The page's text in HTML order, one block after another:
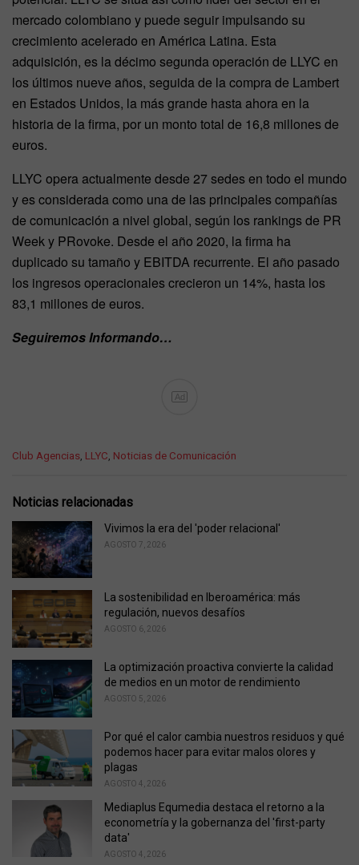
mercado colombiano y puede seguir impulsando su
crecimiento acelerado en América Latina. Esta
adquisición, es la décimo segunda operación de LLYC en
los últimos nueve años, seguida de la compra de Lambert
en Estados Unidos, la más grande hasta ahora en la
historia de la ﬁrma, por un monto total de 16,8 millones de
euros.
LLYC opera actualmente desde 27 sedes en todo el mundo
y es considerada como una de las principales compañías
de comunicación a nivel global, según los rankings de PR
Week y PRovoke. Desde el año 2020, la ﬁrma ha
duplicado su tamaño y EBITDA recurrente. El año pasado
los ingresos operacionales crecieron un 14%, hasta los
83,1 millones de euros.
Seguiremos Informando…
Ad
C
e
r
e
Club Agencias, LLYC, Noticias de Comunicación
Noticias relacionadas
Vivimos la era del 'poder relacional'
AGOSTO 7, 2026
La sostenibilidad en Iberoamérica: más
regulación, nuevos desafíos
AGOSTO 6, 2026
La optimización proactiva convierte la calidad
de medios en un motor de rendimiento
AGOSTO 5, 2026
Por qué el calor cambia nuestros residuos y qué
podemos hacer para evitar malos olores y
plagas
AGOSTO 4, 2026
Mediaplus Equmedia destaca el retorno a la
econometría y la gobernanza del 'first-party
data'
AGOSTO 4, 2026